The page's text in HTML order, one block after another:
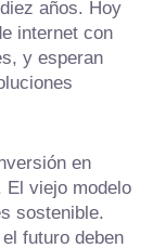
años. Hoy
internet con
y esperan
en
El viejo modelo
sostenible.
futuro deben